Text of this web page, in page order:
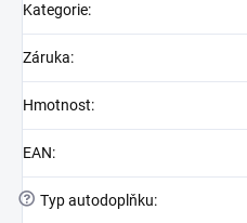
Kategorie:
Záruka:
Hmotnost:
EAN:
? Typ autodoplňku: